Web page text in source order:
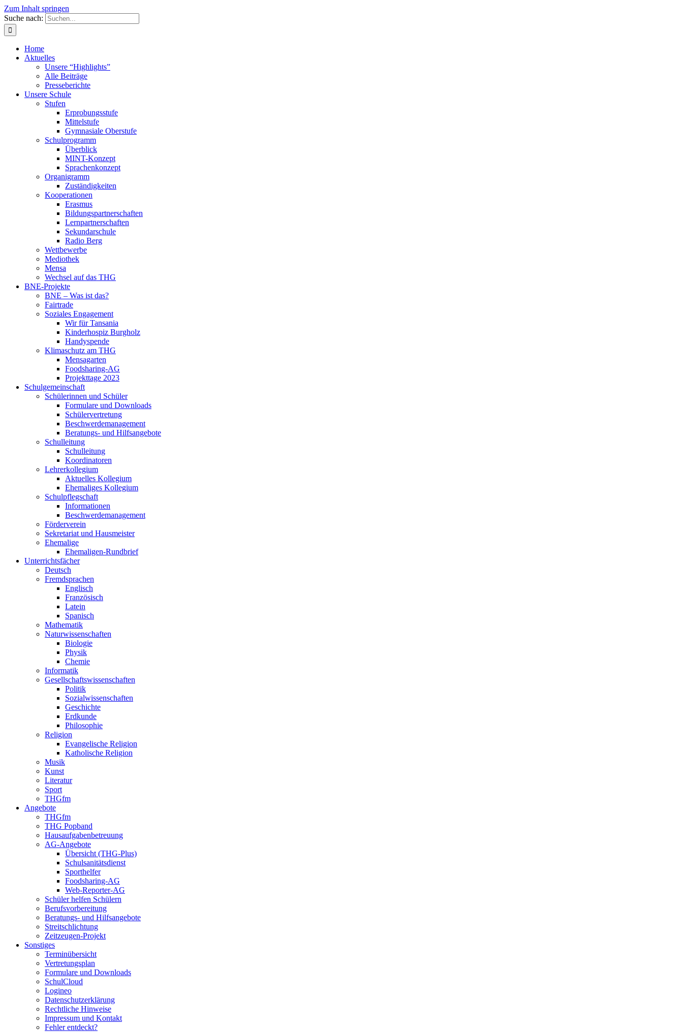
Zum Inhalt springen
Suche nach:
Home
Aktuelles
Unsere “Highlights”
Alle Beiträge
Presseberichte
Unsere Schule
Stufen
Erprobungsstufe
Mittelstufe
Gymnasiale Oberstufe
Schulprogramm
Überblick
MINT-Konzept
Sprachenkonzept
Organigramm
Zuständigkeiten
Kooperationen
Erasmus
Bildungspartnerschaften
Lernpartnerschaften
Sekundarschule
Radio Berg
Wettbewerbe
Mediothek
Mensa
Wechsel auf das THG
BNE-Projekte
BNE – Was ist das?
Fairtrade
Soziales Engagement
Wir für Tansania
Kinderhospiz Burgholz
Handyspende
Klimaschutz am THG
Mensagarten
Foodsharing-AG
Projekttage 2023
Schulgemeinschaft
Schülerinnen und Schüler
Formulare und Downloads
Schülervertretung
Beschwerdemanagement
Beratungs- und Hilfsangebote
Schulleitung
Schulleitung
Koordinatoren
Lehrerkollegium
Aktuelles Kollegium
Ehemaliges Kollegium
Schulpflegschaft
Informationen
Beschwerdemanagement
Förderverein
Sekretariat und Hausmeister
Ehemalige
Ehemaligen-Rundbrief
Unterrichtsfächer
Deutsch
Fremdsprachen
Englisch
Französisch
Latein
Spanisch
Mathematik
Naturwissenschaften
Biologie
Physik
Chemie
Informatik
Gesellschaftswissenschaften
Politik
Sozialwissenschaften
Geschichte
Erdkunde
Philosophie
Religion
Evangelische Religion
Katholische Religion
Musik
Kunst
Literatur
Sport
THGfm
Angebote
THGfm
THG Popband
Hausaufgabenbetreuung
AG-Angebote
Übersicht (THG-Plus)
Schulsanitätsdienst
Sporthelfer
Foodsharing-AG
Web-Reporter-AG
Schüler helfen Schülern
Berufsvorbereitung
Beratungs- und Hilfsangebote
Streitschlichtung
Zeitzeugen-Projekt
Sonstiges
Terminübersicht
Vertretungsplan
Formulare und Downloads
SchulCloud
Logineo
Datenschutzerklärung
Rechtliche Hinweise
Impressum und Kontakt
Fehler entdeckt?